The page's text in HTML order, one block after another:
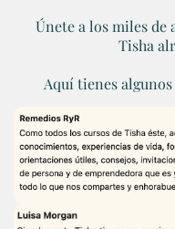
Únete a los miles de
Tisha
Aquí tienes